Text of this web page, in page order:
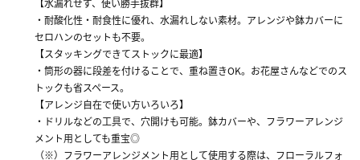
【水漏れせず、使い勝手抜群】
・耐酸化性・耐食性に優れ、水漏れしない素材。アレンジや鉢カバーに
セロハンのセットも不要。
【スタッキングできてストックに最適】
・筒形の器に段差を付けることで、重ね置きOK。お花屋さんなどでのス
トックも省スペース。
【アレンジ自在で使い方いろいろ】
・ドリルなどの工具で、穴開けも可能。鉢カバーや、フラワーアレンジ
メント用としても重宝◎
（※）フラワーアレンジメント用として使用する際は、フローラルフォ